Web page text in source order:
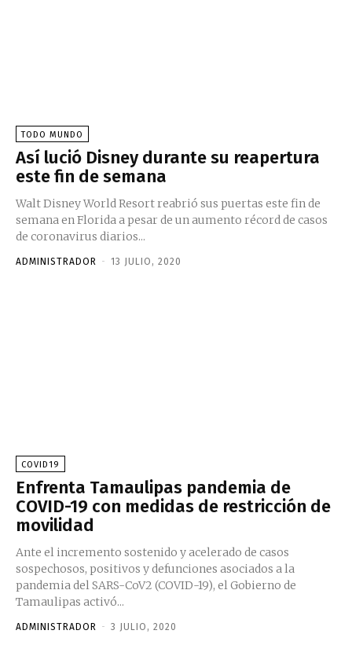
TODO MUNDO
Así lució Disney durante su reapertura
este fin de semana
Walt Disney World Resort reabrió sus puertas este fin de
semana en Florida a pesar de un aumento récord de casos
de coronavirus diarios...
ADMINISTRADOR - 13 JULIO, 2020
COVID19
Enfrenta Tamaulipas pandemia de
COVID-19 con medidas de restricción de
movilidad
Ante el incremento sostenido y acelerado de casos
sospechosos, positivos y defunciones asociados a la
pandemia del SARS-CoV2 (COVID-19), el Gobierno de
Tamaulipas activó...
ADMINISTRADOR - 3 JULIO, 2020